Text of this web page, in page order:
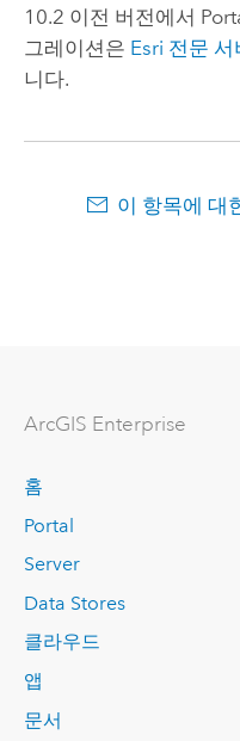
10.2 이전 버전에서
그레이션은 Esri 전문 서
니다.
이 항목에 대
ArcGIS Enterprise
홈
Portal
Server
Data Stores
클라우드
앱
문서